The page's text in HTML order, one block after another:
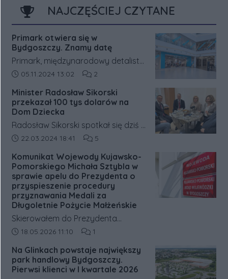
NAJCZĘŚCIEJ CZYTANE
Primark otwiera się w
Bydgoszczy. Znamy datę
Primark, międzynarodowy detalista
odzieżowy, ogłosił datę otwarcia
lokalizacja na północy kraju będzie
znajdować się w bydgoskim
centrum handlowym Zielone
Arkady. Otwarcie zaplanowano na
Data dodania artykułu:
05.11.2024 13:02 Liczba komentarzy artykułu:
2
Minister Radosław Sikorski
przekazał 100 tys dolarów na
Dom Dziecka
Radosław Sikorski spotkał się dziś z
dziećmi oraz kadrą Bydgoskiego
Wychowawczego dla dzieci przy ul.
Traugutta 5.
Data dodania artykułu:
22.03.2024 18:41 Liczba komentarzy artykułu:
5
Komunikat Wojewody Kujawsko-
Pomorskiego Michała Sztybla w
sprawie apelu do Prezydenta o
przyspieszenie procedury
przyznawania Medali za
Długoletnie Pożycie Małżeńskie
Skierowałem do Prezydenta
Rzeczypospolitej Polskiej pismo
czasu oczekiwania na rozpatrzenie
wniosków o nadanie Medali za
Data dodania artykułu:
18.05.2026 11:10 Liczba komentarzy artykułu:
1
Na Glinkach powstaje największy
park handlowy Bydgoszczy.
Pierwsi klienci w I kwartale 2026